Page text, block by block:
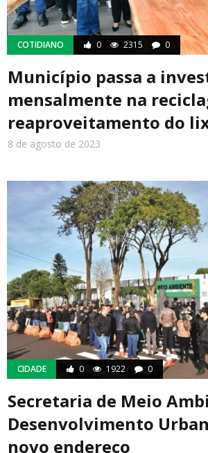
COTIDIANO 0 2315 0
Município passa a
mensalmente na
reaproveitamento do
8 de agosto de 2023
CIDADE 0 1922 0
Secretaria de Meio
Desenvolvimento
novo endereço